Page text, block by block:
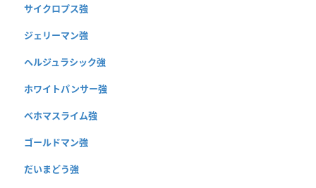
サイクロプス強
ジェリーマン強
ヘルジュラシック強
ホワイトパンサー強
ベホマスライム強
ゴールドマン強
だいまどう強